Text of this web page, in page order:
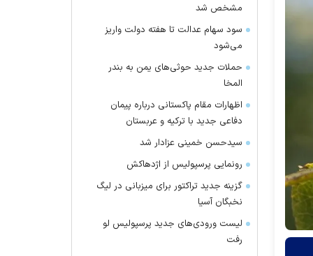
مشخص شد
سود سهام عدالت تا هفته دولت واریز
می‌شود
حملات جدید حوثی‌های یمن به بندر
المخا
اظهارات مقام پاکستانی درباره پیمان
دفاعی جدید با ترکیه و عربستان
سیدحسن خمینی عزادار شد
رونمایی پرسپولیس از اژدهاکش
گزینه جدید تراکتور برای میزبانی در لیگ
نخبگان آسیا
لیست ورودی‌های جدید پرسپولیس لو
رفت